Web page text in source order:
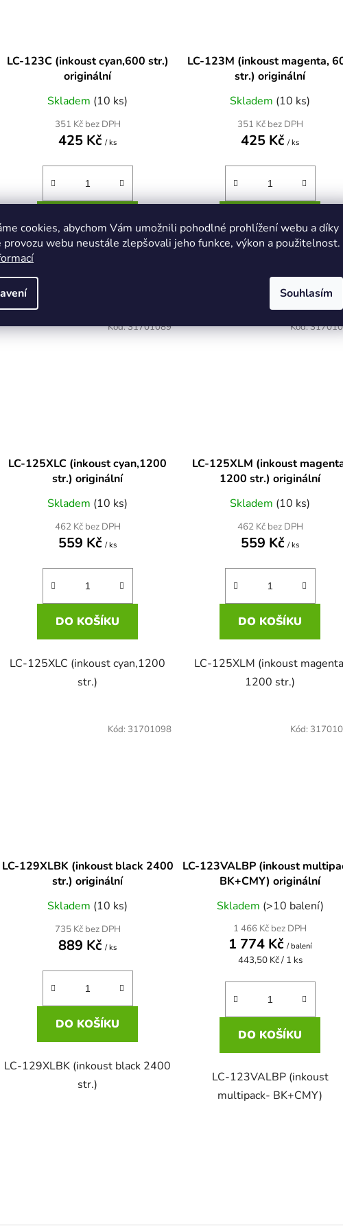
cookies, abychom Vám umožnili pohodlné prohlížení webu a díky
provozu webu neustále zlepšovali jeho funkce, výkon a použitelnost.
Souhlasím
LC-123C (inkoust cyan,600 str.)
originální
Skladem (10 ks)
351 Kč bez DPH
425 Kč/ ks
LC-123C (inkoust cyan,600 str.)
LC-123M (inkoust magenta,
str.) originální
Skladem (10 ks)
351 Kč bez DPH
425 Kč/ ks
DO KOŠÍKU
str.)
LC-125XLC (inkoust cyan,1200
str.) originální
Skladem (10 ks)
462 Kč bez DPH
559 Kč/ ks
DO KOŠÍKU
LC-125XLC (inkoust cyan,1200
str.)
Kód:31701089
LC-125XLM (inkoust
1200 str.) originální
Skladem (10 ks)
462 Kč bez DPH
559 Kč/ ks
DO KOŠÍKU
LC-125XLM (inkoust
1200 str.)
Kód:
LC-129XLBK (inkoust black 2400
str.) originální
Skladem (10 ks)
735 Kč bez DPH
889 Kč/ ks
DO KOŠÍKU
LC-129XLBK (inkoust black 2400
str.)
Kód: 31701098
LC-123VALBP (inkoust
BK+CMY) originální
Skladem (>10 balení)
1 466 Kč bez DPH
1 774 Kč / balení
Měrná
443,50 Kč / 1 ks
DO KOŠÍKU
LC-123VALBP (inkoust
multipack- BK+CMY)
Kód: